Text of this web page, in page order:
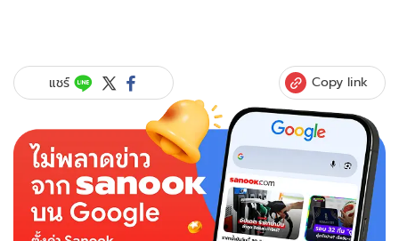
แชร์ Copy link